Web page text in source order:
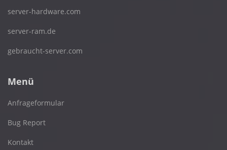
server-hardware.com
server-ram.de
gebraucht-server.com
Menü
Anfrageformular
Bug Report
Kontakt